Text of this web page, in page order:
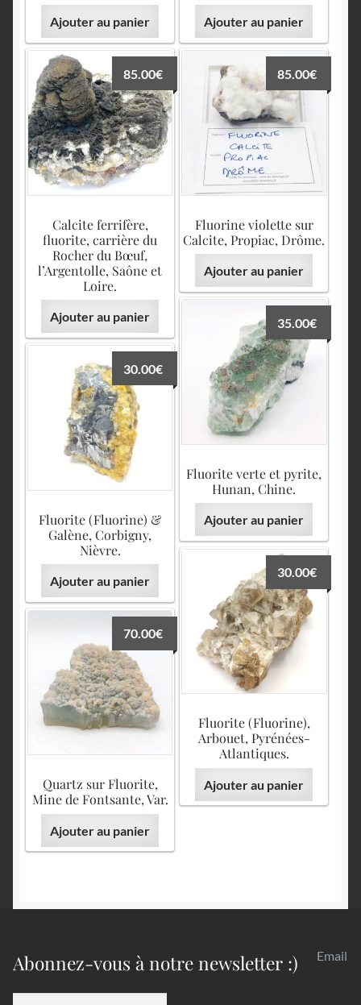
Ajouter au panier Ajouter au panier
Calcite ferrifère,
fluorite, carrière du
Rocher du Bœuf,
l’Argentolle, Saône et
Loire.
85.00€
Ajouter au panier
Fluorine violette sur
Calcite, Propiac, Drôme.
85.00€
Ajouter au panier
Fluorite verte et pyrite,
Hunan, Chine.
35.00€
Ajouter au panier
Fluorite (Fluorine) &
Galène, Corbigny,
Nièvre.
30.00€
Ajouter au panier
Fluorite (Fluorine),
Arbouet, Pyrénées-
Atlantiques.
30.00€
Ajouter au panier
Quartz sur Fluorite,
Mine de Fontsante, Var.
70.00€
Ajouter au panier
Abonnez-vous à notre newsletter :) Email